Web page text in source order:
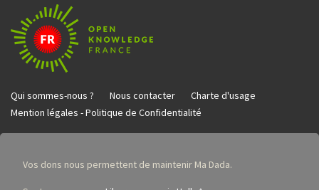
Qui sommes-nous ? Nous contacter
Charte d'usage
Mention légales - Politique de Confidentialité
Vos dons nous permettent de maintenir Ma Dada.